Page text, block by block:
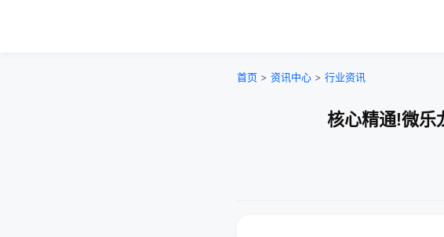
首页 > 资讯中心 > 行业资讯
核心精通!微乐